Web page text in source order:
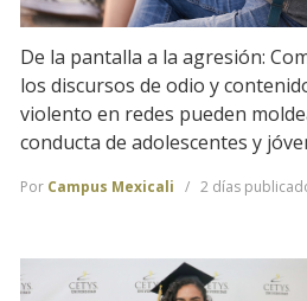
De la pantalla a la agresión:
los discursos de odio y
violento en redes pueden
conducta de adolescentes y
Por Campus Mexicali 2 días